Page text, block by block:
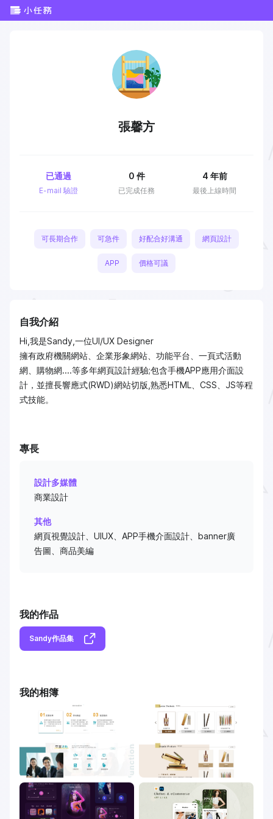
張馨方
E-mail 驗證
已通過
已完成任務
0 件
最後上線時間
4 年前
可長期合作 可急件 好配合好溝通 網頁設計
APP 價格可議
自我介紹
Hi,我是Sandy,一位UI/UX Designer
擁有政府機關網站、企業形象網站、功能平台、一頁式活動
網、購物網....等多年網頁設計經驗;包含手機APP應用介面設
計，並擅長響應式(RWD)網站切版,熟悉HTML、CSS、JS等程
式技能。
專長
設計多媒體
商業設計
其他
網頁視覺設計、UIUX、APP手機介面設計、banner廣
告圖、商品美編
我的作品
Sandy作品集
我的相簿